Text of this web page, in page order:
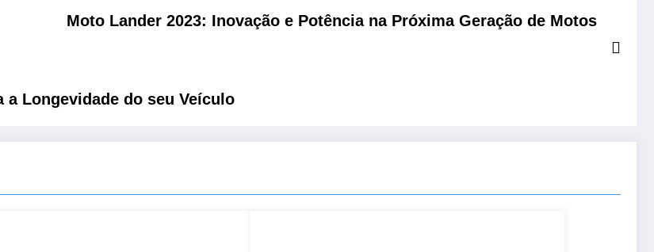
Moto Lander 2023: Inovação e Potência na Próxima Geração de Motos
Longevidade do seu Veículo